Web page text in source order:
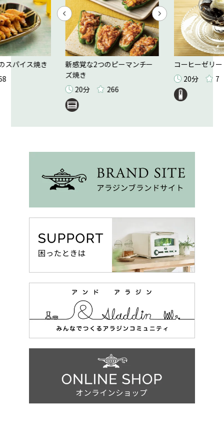
スパイス焼き
新感覚な2つのピーマンチー
ズ焼き
20分
266
コーヒーゼリー
20分
7